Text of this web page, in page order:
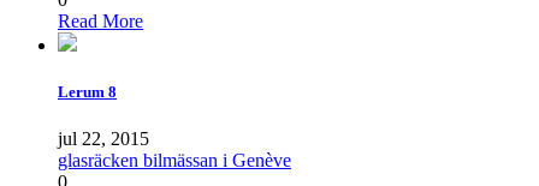
Read More
Lerum 8
jul 22, 2015
glasräcken bilmässan i Genève
0